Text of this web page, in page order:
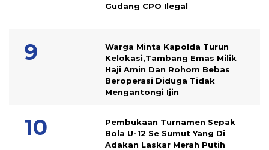
Gudang CPO Ilegal
Warga Minta Kapolda Turun
Kelokasi,Tambang Emas Milik
Haji Amin Dan Rohom Bebas
Beroperasi Diduga Tidak
Mengantongi Ijin
Pembukaan Turnamen Sepak
Bola U-12 Se Sumut Yang Di
Adakan Laskar Merah Putih